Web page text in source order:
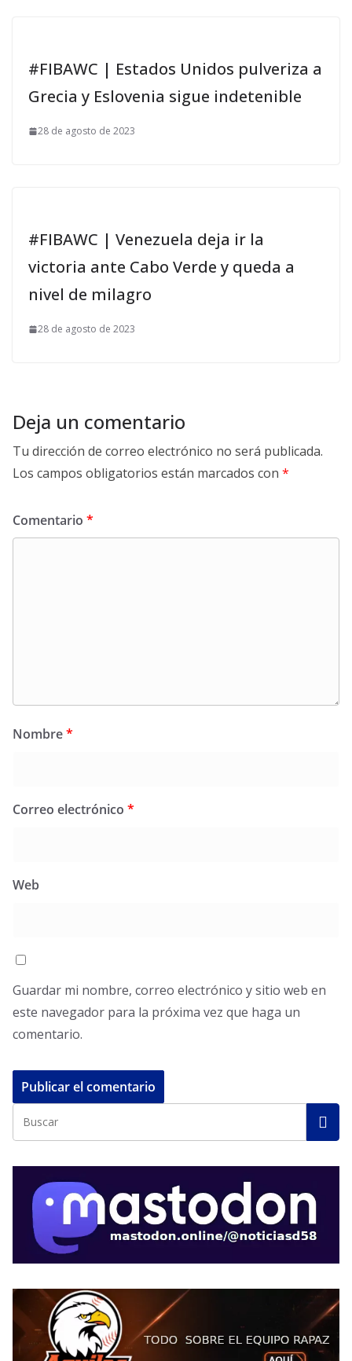
#FIBAWC | Estados Unidos pulveriza a
Grecia y Eslovenia sigue indetenible
28 de agosto de 2023
#FIBAWC | Venezuela deja ir la
victoria ante Cabo Verde y queda a
nivel de milagro
28 de agosto de 2023
Deja un comentario
Tu dirección de correo electrónico no será publicada.
Los campos obligatorios están marcados con *
Comentario *
Nombre*
Correo electrónico *
Web
Guardar mi nombre, correo electrónico y sitio web en
este navegador para la próxima vez que haga un
comentario.